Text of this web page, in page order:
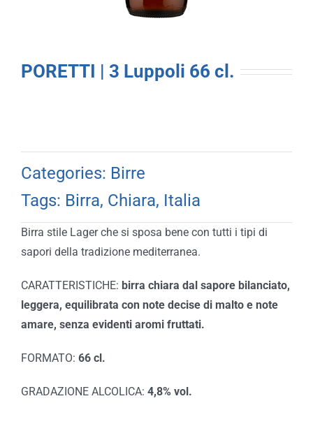
PORETTI | 3 Luppoli 66 cl.
Categories: Birre
Tags: Birra, Chiara, Italia
Birra stile Lager che si sposa bene con tutti i tipi di
sapori della tradizione mediterranea.
CARATTERISTICHE: birra chiara dal sapore bilanciato,
leggera, equilibrata con note decise di malto e note
amare, senza evidenti aromi fruttati.
FORMATO: 66 cl.
GRADAZIONE ALCOLICA: 4,8% vol.